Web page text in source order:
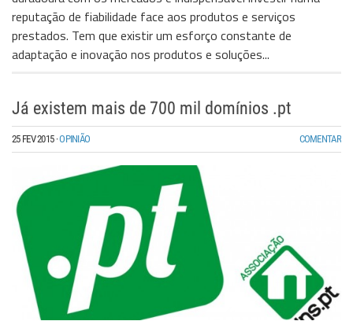
reputação de fiabilidade face aos produtos e serviços
prestados. Tem que existir um esforço constante de
adaptação e inovação nos produtos e soluções...
Já existem mais de 700 mil domínios .pt
25 FEV 2015·OPINIÃO COMENTAR